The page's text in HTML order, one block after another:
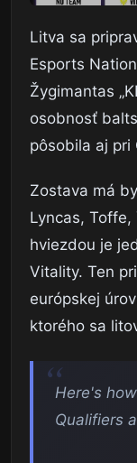
Litva sa
Esports
Žygimantas
osobnosť
pôsobila aj pri
Zostava má
Lyncas, Toffe,
hviezdou je
Vitality. Ten
európskej
ktorého sa
Here's
Qualifiers